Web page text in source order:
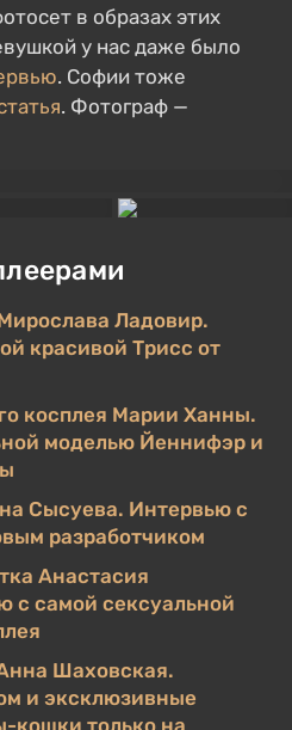
в образах этих
у нас даже было
. Софии тоже
. Фотограф —
Ладовир.
красивой Трисс от
косплея Марии Ханны.
моделью Йеннифэр и
Сысуева. Интервью с
разработчиком
Анастасия
с самой сексуальной
Шаховская.
и эксклюзивные
только на